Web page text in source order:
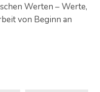
Werten – Werte,
von Beginn an